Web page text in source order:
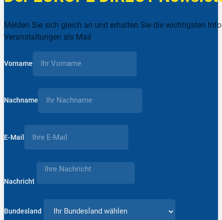
Melden Sie sich gleich an und erhalten Sie die wichtigsten
Veranstaltungen als Mail
Vorname
Nachname
E-Mail
Nachricht
Bundesland